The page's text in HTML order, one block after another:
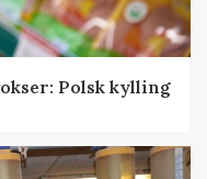
Polsk kylling